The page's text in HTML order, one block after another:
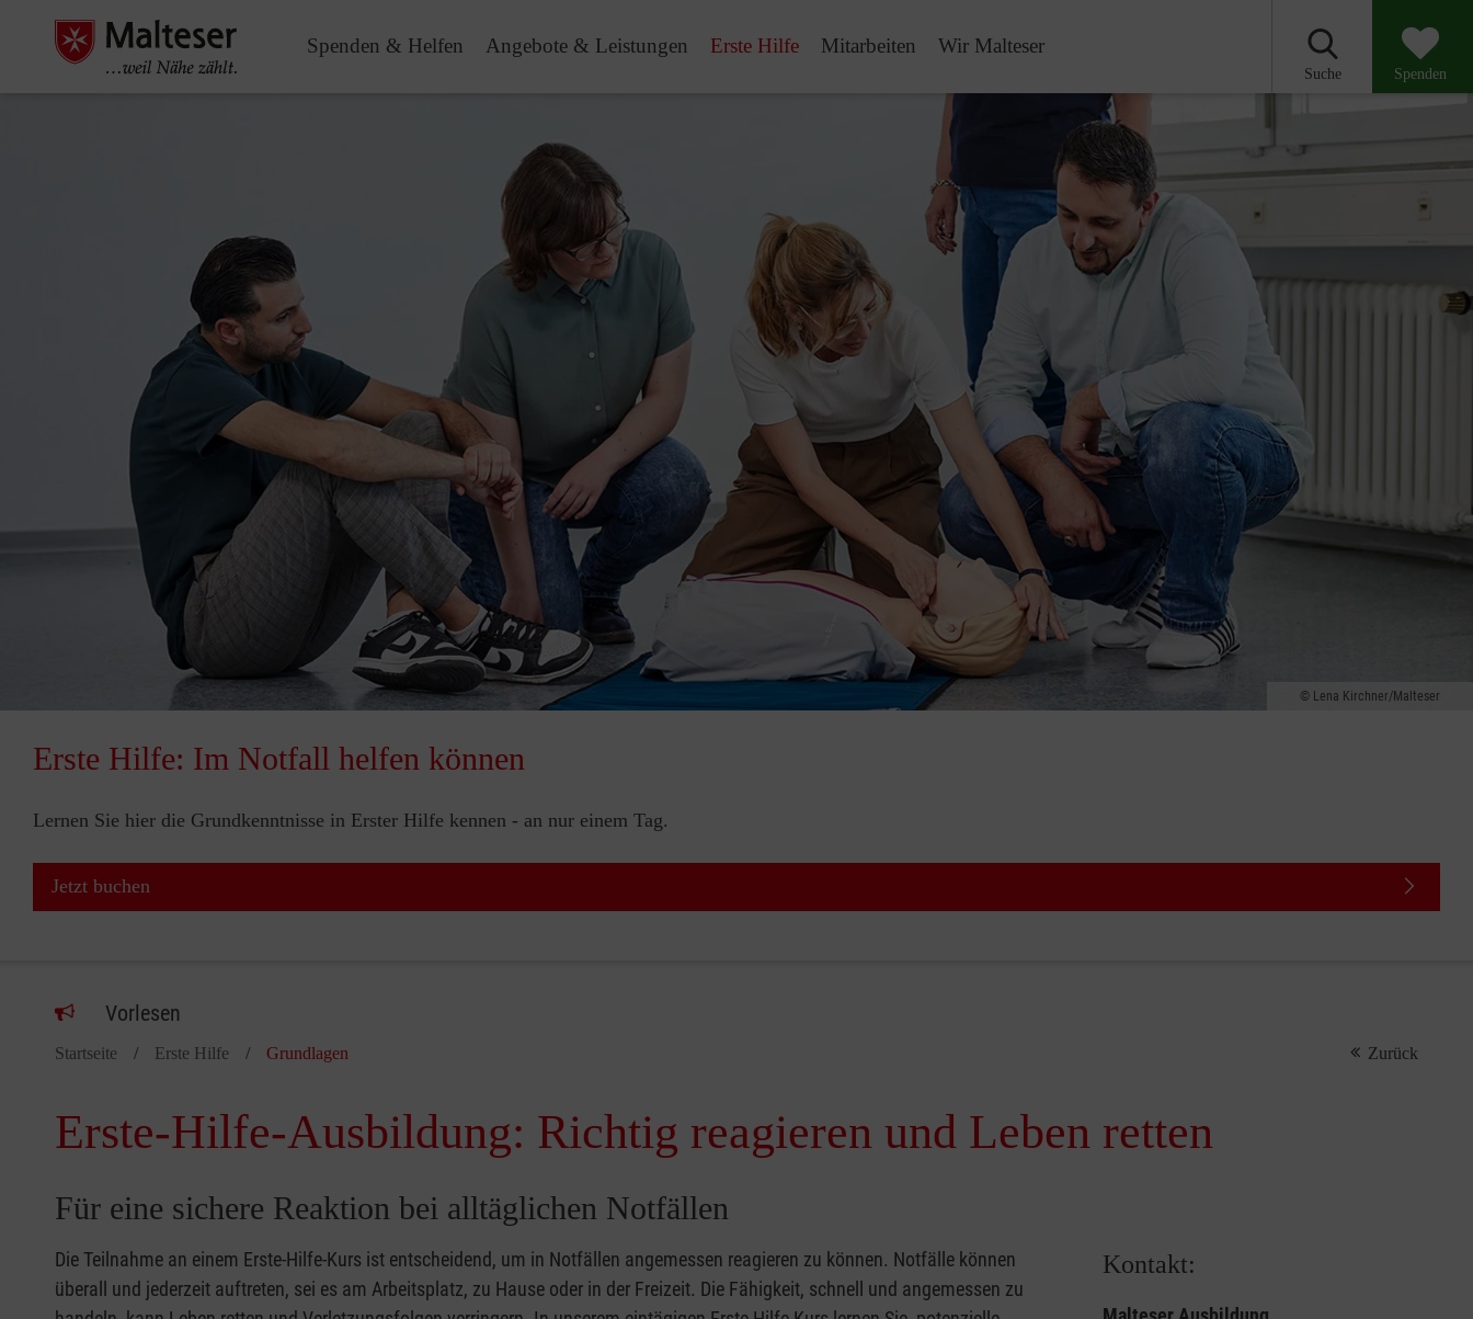
Spenden & Helfen Angebote & Leistungen Erste Hilfe Mitarbeiten Wir Malteser
Suche Spenden
Lena Kirchner/Malteser
Erste Hilfe: Im Notfall helfen können
Lernen Sie hier die Grundkenntnisse in Erster Hilfe kennen - an nur einem Tag.
Jetzt buchen
Vorlesen
Startseite Erste Hilfe Grundlagen Zurück
Erste-Hilfe-Ausbildung: Richtig reagieren und Leben retten
Für eine sichere Reaktion bei alltäglichen Notfällen
Die Teilnahme an einem Erste-Hilfe-Kurs ist entscheidend, um in Notfällen angemessen reagieren zu können. Notfälle können
überall und jederzeit auftreten, sei es am Arbeitsplatz, zu Hause oder in der Freizeit. Die Fähigkeit, schnell und angemessen zu
Kontakt: